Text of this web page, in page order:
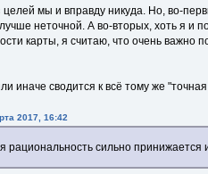
целей мы и вправду никуда. Но, во-
неточной. А во-вторых, хоть я и
карты, я считаю, что очень важно
иначе сводится к всё тому же
2017, 16:42
рациональность сильно принижается